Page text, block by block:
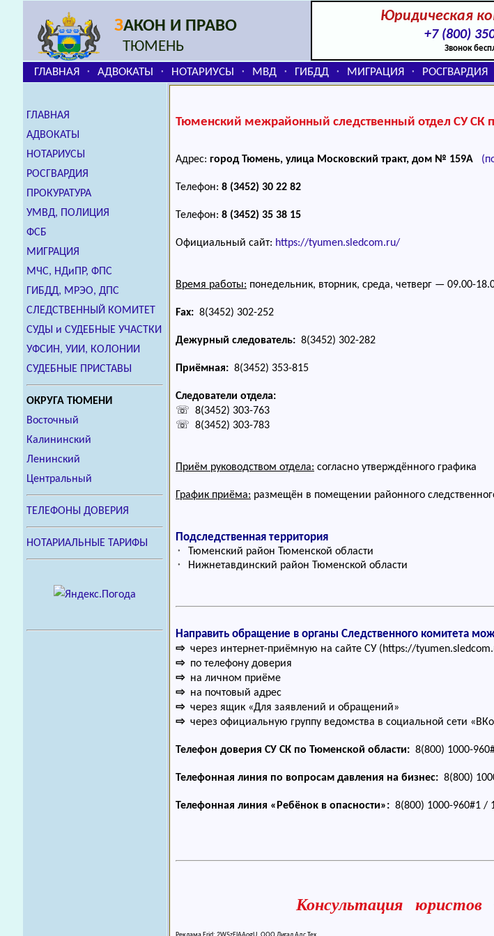
ЗАКОН И ПРАВО
ТЮМЕНЬ
Юридическая
+7 (800)
Звонок
ГЛАВНАЯ ⬞ АДВОКАТЫ ⬞ НОТАРИУСЫ ⬞ МВД ⬞ ГИБДД ⬞ МИГРАЦИЯ ⬞ РОСГВАРДИЯ
ГЛАВНАЯ
АДВОКАТЫ
НОТАРИУСЫ
РОСГВАРДИЯ
ПРОКУРАТУРА
УМВД, ПОЛИЦИЯ
ФСБ
МИГРАЦИЯ
МЧС, НДиПР, ФПС
ГИБДД, МРЭО, ДПС
СЛЕДСТВЕННЫЙ КОМИТЕТ
СУДЫ и СУДЕБНЫЕ УЧАСТКИ
УФСИН, УИИ, КОЛОНИИ
СУДЕБНЫЕ ПРИСТАВЫ
ОКРУГА ТЮМЕНИ
Восточный
Калининский
Ленинский
Центральный
ТЕЛЕФОНЫ ДОВЕРИЯ
НОТАРИАЛЬНЫЕ ТАРИФЫ
Тюменский межрайонный следственный отдел СУ СК
Адрес: город Тюмень, улица Московский тракт, дом № 159А
Телефон: 8 (3452) 30 22 82
Телефон: 8 (3452) 35 38 15
Официальный сайт: https://tyumen.sledcom.ru/
Время работы: понедельник, вторник, среда, четверг — 09.00-
Fax: 8(3452) 302-252
Дежурный следователь: 8(3452) 302-282
Приёмная: 8(3452) 353-815
Следователи отдела:
☏ 8(3452) 303-763
☏ 8(3452) 303-783
Приём руководством отдела: согласно утверждённого графика
График приёма: размещён в помещении районного
Подследственная территория
⬞ Тюменский район Тюменской области
⬞ Нижнетавдинский район Тюменской области
Направить обращение в органы Следственного комитета
⇨через интернет-приёмную на сайте СУ (https://
⇨по телефону доверия
⇨на личном приёме
⇨на почтовый адрес
⇨через ящик «Для заявлений и обращений»
⇨через официальную группу ведомства в социальной сети
Телефон доверия СУ СК по Тюменской области: 8(800) 1000-
Телефонная линия по вопросам давления на бизнес: 8(800)
Телефонная линия «Ребёнок в опасности»: 8(800) 1000-960#1 /
Консультация юристов